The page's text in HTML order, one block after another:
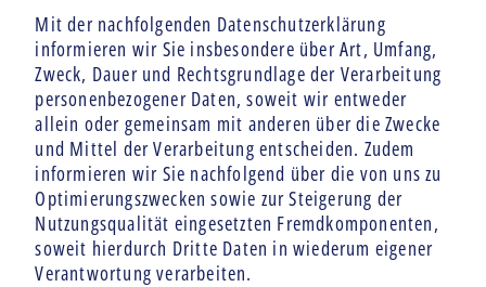
Mit der nachfolgenden Datenschutzerklärung
informieren wir Sie insbesondere über Art, Umfang,
Zweck, Dauer und Rechtsgrundlage der Verarbeitung
personenbezogener Daten, soweit wir entweder
allein oder gemeinsam mit anderen über die Zwecke
und Mittel der Verarbeitung entscheiden. Zudem
informieren wir Sie nachfolgend über die von uns zu
Optimierungszwecken sowie zur Steigerung der
Nutzungsqualität eingesetzten Fremdkomponenten,
soweit hierdurch Dritte Daten in wiederum eigener
Verantwortung verarbeiten.